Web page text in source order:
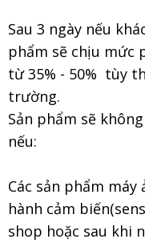
Sau 3 ngày nếu
phẩm sẽ chịu mức
từ 35% - 50% tùy
trường.
Sản phẩm sẽ
nếu:
Các sản phẩm
hành cảm
shop hoặc sau khi